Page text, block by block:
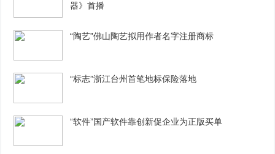
器》首播
“陶艺”佛山陶艺拟用作者名字注册商标
“标志”浙江台州首笔地标保险落地
“软件”国产软件靠创新促企业为正版买单